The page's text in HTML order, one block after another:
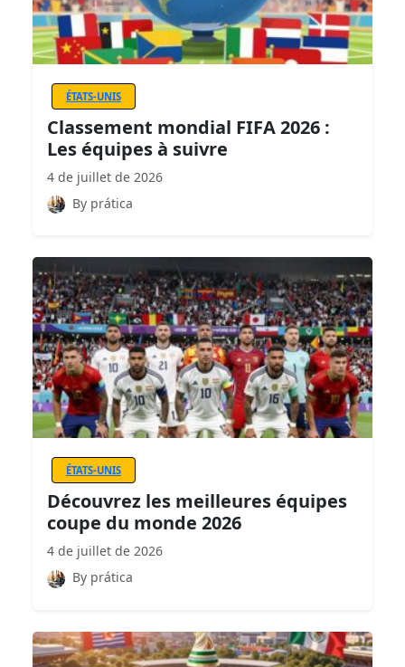
ÉTATS-UNIS
Classement mondial FIFA 2026 :
Les équipes à suivre
4 de juillet de 2026
By prática
ÉTATS-UNIS
Découvrez les meilleures équipes
coupe du monde 2026
4 de juillet de 2026
By prática